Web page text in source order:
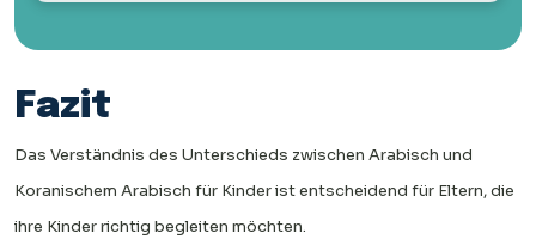
Fazit
Das Verständnis des Unterschieds zwischen Arabisch und
Koranischem Arabisch für Kinder ist entscheidend für Eltern, die
ihre Kinder richtig begleiten möchten.